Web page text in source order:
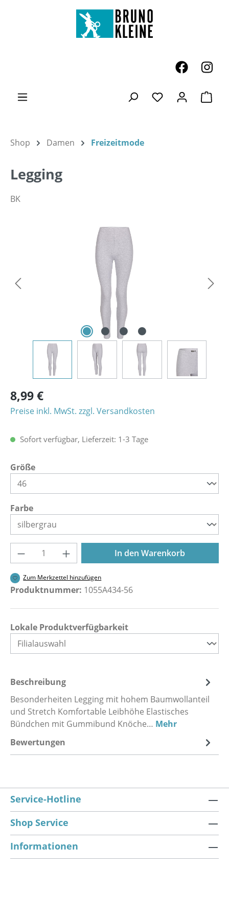
Zum Hauptinhalt springen
Du hast 0
Shop Damen Freizeitmode
Legging
BK
Bildergalerie überspringen
8,99 €
Preise inkl. MwSt. zzgl. Versandkosten
Sofort verfügbar, Lieferzeit: 1-3 Tage
Größeauswählen
Farbeauswählen
Produkt Anzahl: Gib den gewünschten
In den Warenkorb
Zum Merkzettel hinzufügen
Produktnummer: 1055A434-56
Lokale Produktverfügbarkeit
Beschreibung
Besonderheiten Legging mit hohem Baumwollanteil
und Stretch Komfortable Leibhöhe Elastisches
Bündchen mit Gummibund Knöche… Mehr
Bewertungen
Service-Hotline
Shop Service
Informationen